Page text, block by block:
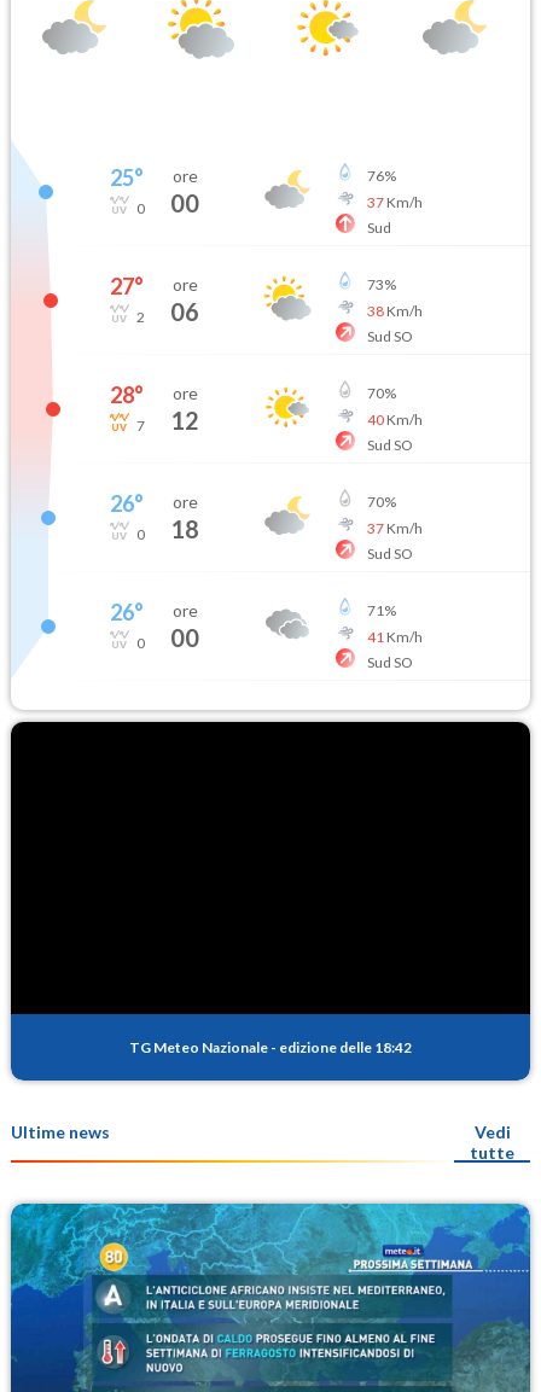
25°
0
ore
00
76%
37Km/h
Sud
27°
2
ore
06
73%
38Km/h
Sud SO
28°
7
ore
12
70%
40Km/h
Sud SO
26°
0
ore
18
70%
37Km/h
Sud SO
26°
0
ore
00
71%
41 Km/h
Sud SO
TG Meteo Nazionale - edizione delle 18:42
Ultime news
Vedi
tutte